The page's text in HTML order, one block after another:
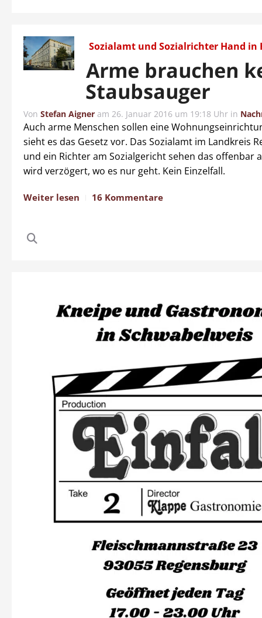
Sozialamt und Sozialrichter Hand in
Arme brauchen
Staubsauger
Von Stefan Aigner am 26. Januar 2016 um 19:18 Uhr in
Auch arme Menschen sollen eine
sieht es das Gesetz vor. Das Sozialamt im Landkreis
und ein Richter am Sozialgericht sehen das offenbar
wird verzögert, wo es nur geht. Kein Einzelfall.
Weiter lesen 16 Kommentare